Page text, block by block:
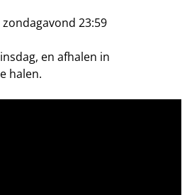
23:59
en afhalen in
halen.